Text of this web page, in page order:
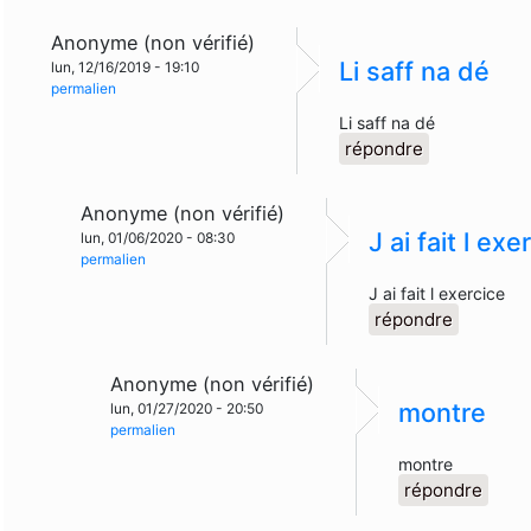
Anonyme (non vérifié)
lun, 12/16/2019 - 19:10
permalien
Li saff na dé
Li saff na dé
répondre
Anonyme (non vérifié)
lun, 01/06/2020 - 08:30
permalien
J ai fait l
J ai fait l exercice
répondre
Anonyme (non vérifié)
lun, 01/27/2020 - 20:50
permalien
montre
montre
répondre